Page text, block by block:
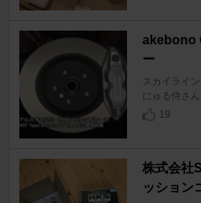
akebono
ー
スカイライ
にゅる侍さん
19
株式会社
ッション